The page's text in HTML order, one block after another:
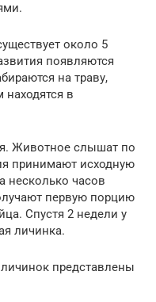
около 5
появляются
на траву,
находятся в
Животное слышат по
принимают исходную
несколько часов
первую порцию
Спустя 2 недели у
личинка.
представлены